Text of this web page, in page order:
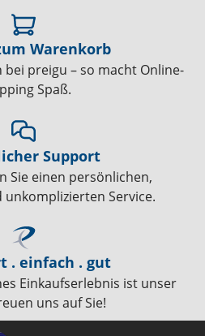
Warenkorb
bei preigu – so macht Online-
Spaß.
Support
Sie einen persönlichen,
Service.
. einfach . gut
Einkaufserlebnis ist unser
uns auf Sie!